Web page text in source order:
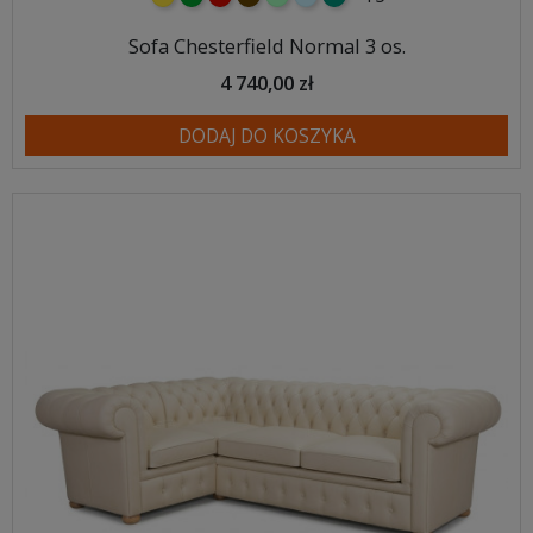
Sofa Chesterfield Normal 3 os.
4 740,00 zł
DODAJ DO KOSZYKA